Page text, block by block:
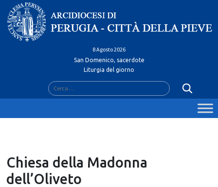
Skip
content
8 Agosto 2026
San Domenico, sacerdote
Liturgia del giorno
Ricerca
per:
Chiesa della Madonna
dell’Oliveto